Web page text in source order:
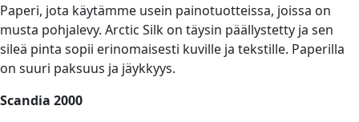
Paperi, jota käytämme usein painotuotteissa, joissa on
musta pohjalevy. Arctic Silk on täysin päällystetty ja sen
sileä pinta sopii erinomaisesti kuville ja tekstille. Paperilla
on suuri paksuus ja jäykkyys.
Scandia 2000